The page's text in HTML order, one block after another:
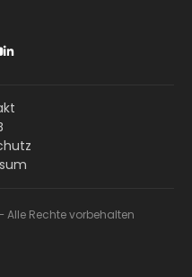
Alle Rechte vorbehalten